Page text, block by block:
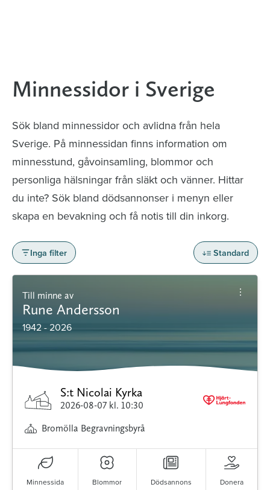
Minnessidor i Sverige
Sök bland minnessidor och avlidna från hela
Sverige. På minnessidan finns information om
minnesstund, gåvoinsamling, blommor och
personliga hälsningar från släkt och vänner. Hittar
du inte? Sök bland dödsannonser i menyn eller
skapa en bevakning och få notis till din inkorg.
Inga filter Standard
Till minne av
Rune Andersson
1942 - 2026
S:t Nicolai Kyrka
2026-08-07 kl. 10:30
Bromölla Begravningsbyrå
Minnessida Blommor Dödsannons Donera